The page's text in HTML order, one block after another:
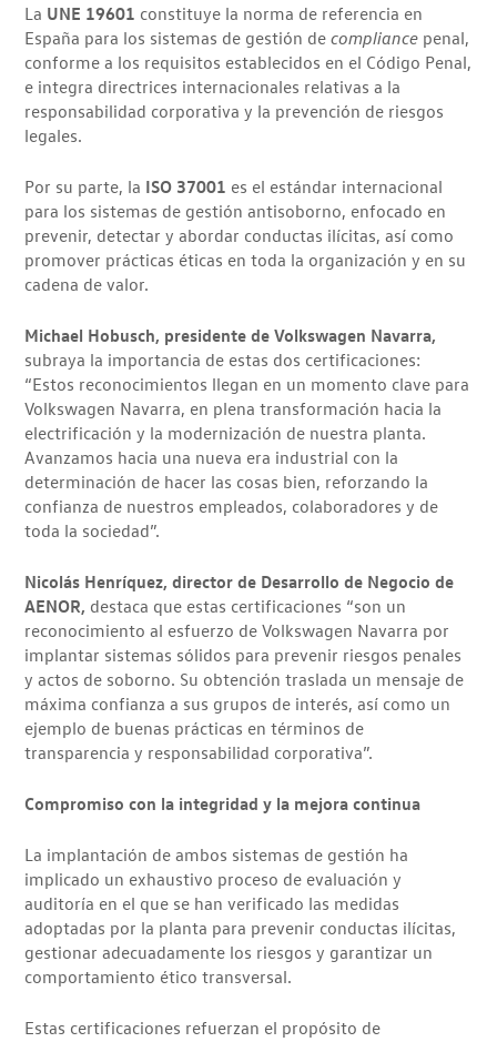
La UNE 19601 constituye la norma de referencia en
España para los sistemas de gestión decompliance penal,
conforme a los requisitos establecidos en el Código Penal,
e integra directrices internacionales relativas a la
responsabilidad corporativa y la prevención de riesgos
legales.
Por su parte, la ISO 37001 es el estándar internacional
para los sistemas de gestión antisoborno, enfocado en
prevenir, detectar y abordar conductas ilícitas, así como
promover prácticas éticas en toda la organización y en su
cadena de valor.
Michael Hobusch, presidente de Volkswagen Navarra,
subraya la importancia de estas dos certificaciones:
“Estos reconocimientos llegan en un momento clave para
Volkswagen Navarra, en plena transformación hacia la
electrificación y la modernización de nuestra planta.
Avanzamos hacia una nueva era industrial con la
determinación de hacer las cosas bien, reforzando la
confianza de nuestros empleados, colaboradores y de
toda la sociedad”.
Nicolás Henríquez, director de Desarrollo de Negocio de
AENOR, destaca que estas certificaciones “son un
reconocimiento al esfuerzo de Volkswagen Navarra por
implantar sistemas sólidos para prevenir riesgos penales
y actos de soborno. Su obtención traslada un mensaje de
máxima confianza a sus grupos de interés, así como un
ejemplo de buenas prácticas en términos de
transparencia y responsabilidad corporativa”.
Compromiso con la integridad y la mejora continua
La implantación de ambos sistemas de gestión ha
implicado un exhaustivo proceso de evaluación y
auditoría en el que se han verificado las medidas
adoptadas por la planta para prevenir conductas ilícitas,
gestionar adecuadamente los riesgos y garantizar un
comportamiento ético transversal.
Estas certificaciones refuerzan el propósito de